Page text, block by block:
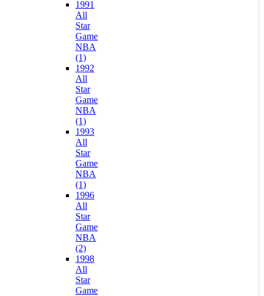
1991
All
Star
Game
NBA
(1)
1992
All
Star
Game
NBA
(1)
1993
All
Star
Game
NBA
(1)
1996
All
Star
Game
NBA
(2)
1998
All
Star
Game